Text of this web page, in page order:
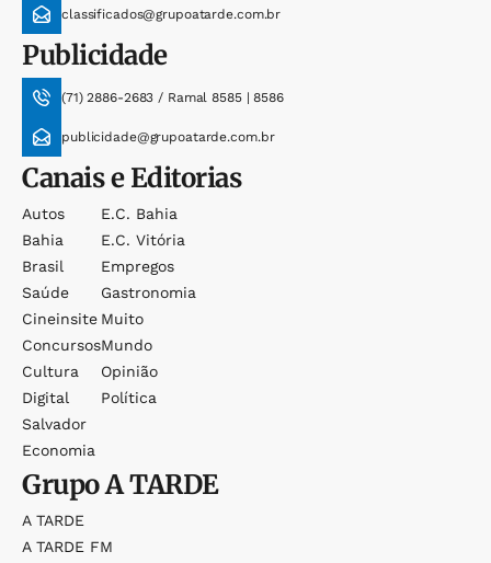
classificados@grupoatarde.com.br
Publicidade
(71) 2886-2683 / Ramal 8585 | 8586
publicidade@grupoatarde.com.br
Canais e Editorias
Autos
Bahia
Brasil
Saúde
Cineinsite
Concursos
Cultura
Digital
Salvador
Economia
E.c. Bahia
E.c. Vitória
Empregos
Gastronomia
Muito
Mundo
Opinião
Política
GrupoA TARDE
A TARDE
A TARDE FM